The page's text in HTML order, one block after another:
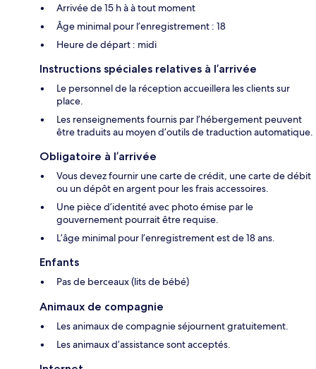
Arrivée de 15 h à à tout moment
Âge minimal pour l’enregistrement : 18
Heure de départ : midi
Instructions spéciales relatives à l’arrivée
Le personnel de la réception accueillera les clients sur
place.
Les renseignements fournis par l’hébergement peuvent
être traduits au moyen d’outils de traduction automatique.
Obligatoire à l’arrivée
Vous devez fournir une carte de crédit, une carte de débit
ou un dépôt en argent pour les frais accessoires.
Une pièce d’identité avec photo émise par le
gouvernement pourrait être requise.
L’âge minimal pour l’enregistrement est de 18 ans.
Enfants
Pas de berceaux (lits de bébé)
Animaux de compagnie
Les animaux de compagnie séjournent gratuitement.
Les animaux d’assistance sont acceptés.